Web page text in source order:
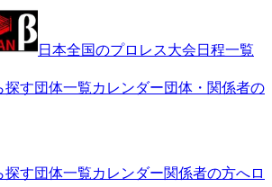
日本全国のプロレス大会日程一覧
探す団体一覧カレンダー団体・関係者の
探す団体一覧カレンダー関係者の方へロ